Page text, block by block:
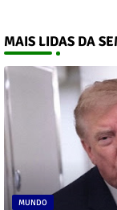
MAIS LIDAS DA
MUNDO